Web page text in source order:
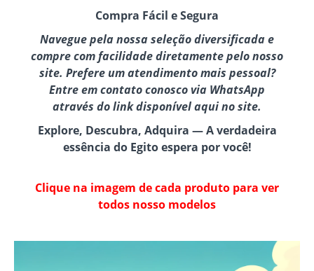
Compra Fácil e Segura
Navegue pela nossa seleção diversificada e
compre com facilidade diretamente pelo nosso
site. Prefere um atendimento mais pessoal?
Entre em contato conosco via WhatsApp
através do link disponível aqui no site.
Explore, Descubra, Adquira — A verdadeira
essência do Egito espera por você!
Clique na imagem de cada produto para ver
todos nosso modelos